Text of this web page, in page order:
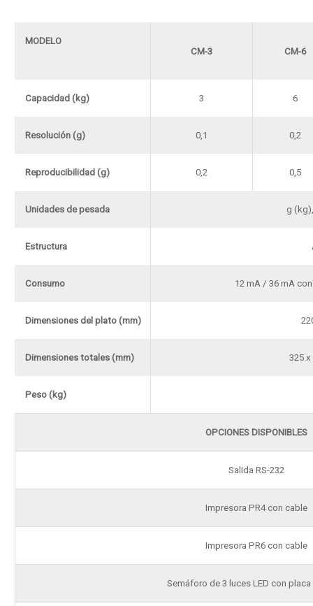
MODELO
CM-3
CM-6
Capacidad (kg) 3 6
Resolución (g) 0,1 0,2
Reproducibilidad (g) 0,2 0,5
Unidades de pesada g
Estructura
Consumo 12 mA / 36 mA
Dimensiones del plato (mm)
Dimensiones totales (mm) 325 x
Peso (kg)
OPCIONES DISPONIBLES
Salida RS-232
Impresora PR4 con cable
Impresora PR6 con cable
Semáforo de 3 luces LED con placa